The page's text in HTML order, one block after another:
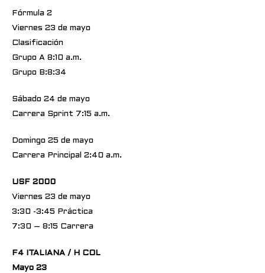
Fórmula 2
Viernes 23 de mayo
Clasificación
Grupo A 8:10 a.m.
Grupo B:8:34
Sábado 24 de mayo
Carrera Sprint 7:15 a.m.
Domingo 25 de mayo
Carrera Principal 2:40 a.m.
USF 2000
Viernes 23 de mayo
3:30 -3:45 Práctica
7:30 – 8:15 Carrera
F4 ITALIANA / H COL
Mayo 23